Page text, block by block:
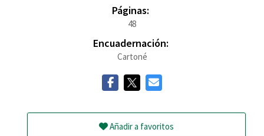
Páginas:
48
Encuadernación:
Cartoné
Añadir a favoritos